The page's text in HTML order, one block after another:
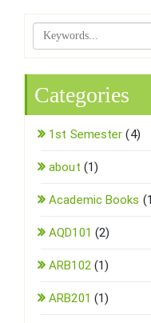
Categories
1st Semester (4)
about (1)
Academic Books
AQD101 (2)
ARB102(1)
ARB201 (1)